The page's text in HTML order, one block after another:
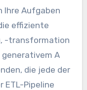
Ihre Aufgaben
effiziente
-transformation
A
die jede der
ETL-Pipeline